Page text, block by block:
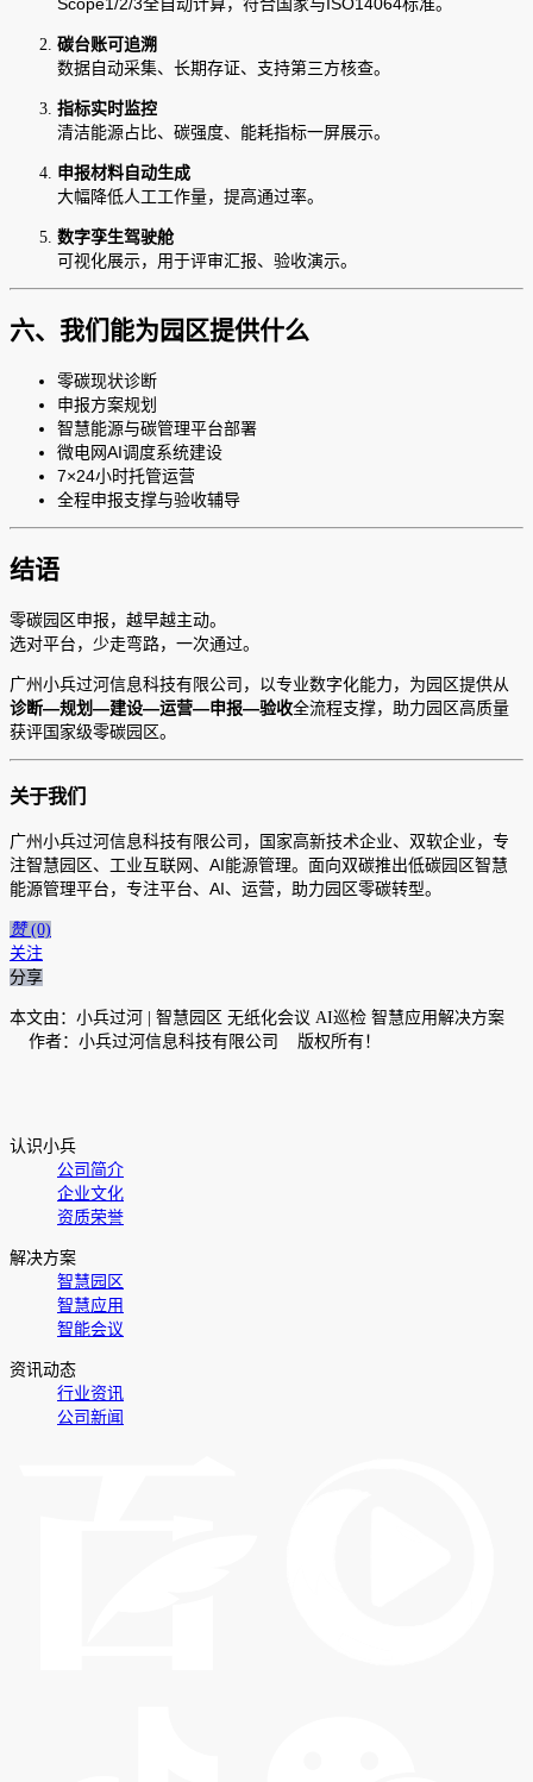
碳台账可追溯
数据自动采集、长期存证、支持第三方核查。
指标实时监控
清洁能源占比、碳强度、能耗指标一屏展示。
申报材料自动生成
大幅降低人工工作量，提高通过率。
数字孪生驾驶舱
可视化展示，用于评审汇报、验收演示。
六、我们能为园区提供什么
零碳现状诊断
申报方案规划
智慧能源与碳管理平台部署
微电网AI调度系统建设
7×24小时托管运营
全程申报支撑与验收辅导
结语
零碳园区申报，越早越主动。
选对平台，少走弯路，一次通过。
广州小兵过河信息科技有限公司，以专业数字化能力，为园区提供从
诊断—规划—建设—运营—申报—验收全流程支撑，助力园区高质量
获评国家级零碳园区。
关于我们
广州小兵过河信息科技有限公司，国家高新技术企业、双软企业，专
注智慧园区、工业互联网、AI能源管理。面向双碳推出低碳园区智慧
能源管理平台，专注平台、AI、运营，助力园区零碳转型。
赞 (0)
关注
分享
本文由：小兵过河 | 智慧园区 无纸化会议 AI巡检 智慧应用解决方案
作者：小兵过河信息科技有限公司 版权所有！
认识小兵
公司简介
企业文化
资质荣誉
解决方案
智慧园区
智慧应用
智能会议
资讯动态
行业资讯
公司新闻